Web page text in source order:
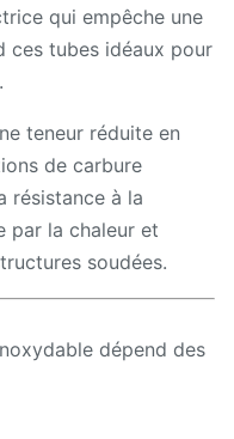
qui empêche une
ces tubes idéaux pour
teneur réduite en
de carbure
résistance à la
par la chaleur et
soudées.
dépend des